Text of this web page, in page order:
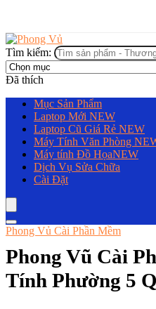
Tìm kiếm:
Đã thích
Mục Sản Phẩm
Laptop Mới NEW
Laptop Cũ Giá Rẻ NEW
Máy Tính Văn Phòng
Máy tính Đồ HọaNEW
Dịch Vụ Sửa Chữa
Cài Đặt
Phong Vủ Cài Phần Mềm
Phong Vũ Cài
Tính Phường 5